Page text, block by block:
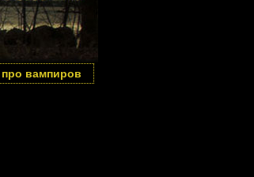
вампиров